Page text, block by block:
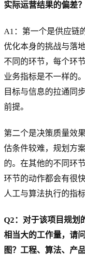
实际运营结果的偏差？
A1：第一个是供应链
优化本身的挑战与落
不同的环节，每个环
业务指标是不一样的
目标与信息的拉通同
前提。
第二个是决策质量效
估条件较难，规划方
的。在其他的不同环
环节的动作都会有很
人工与算法执行的指
Q2：对于该项目规划
相当大的工作量，请
图？工程、算法、产